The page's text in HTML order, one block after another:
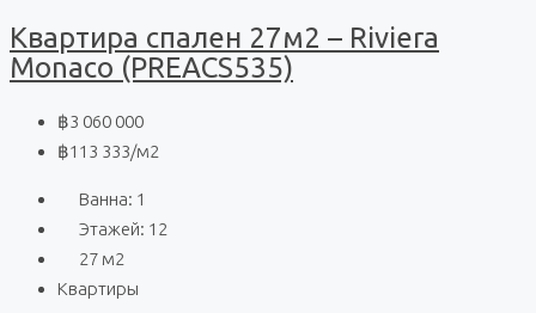
Квартира спален 27м2 – Riviera
Monaco (PREACS535)
฿3 060 000
฿113 333/м2
Ванна: 1
Этажей: 12
27 м2
Квартиры